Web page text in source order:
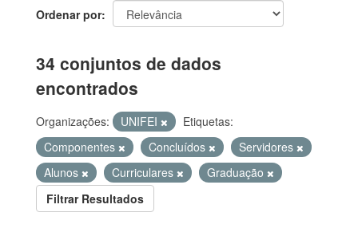
Ordenar por
34 conjuntos de dados
encontrados
Organizações: UNIFEI
Etiquetas:
Componentes
Concluídos
Servidores
Alunos
Curriculares
Graduação
Filtrar Resultados